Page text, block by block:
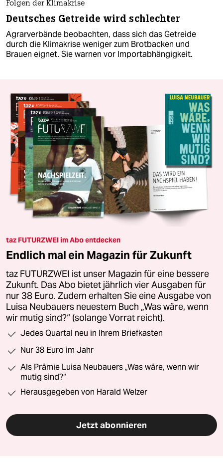
Folgen der Klimakrise
Deutsches Getreide wird schlechter
Agrarverbände beobachten, dass sich das Getreide
durch die Klimakrise weniger zum Brotbacken und
Brauen eignet. Sie warnen vor Importabhängigkeit.
taz FUTURZWEI im Abo entdecken
Endlich mal ein Magazin für Zukunft
taz FUTURZWEI ist unser Magazin für eine bessere
Zukunft. Das Abo bietet jährlich vier Ausgaben für
nur 38 Euro. Zudem erhalten Sie eine Ausgabe von
Luisa Neubauers neuestem Buch „Was wäre, wenn
wir mutig sind?“ (solange Vorrat reicht).
Jedes Quartal neu in Ihrem Briefkasten
Nur 38 Euro im Jahr
Als Prämie Luisa Neubauers „Was wäre, wenn wir
mutig sind?“
Herausgegeben von Harald Welzer
Jetzt abonnieren